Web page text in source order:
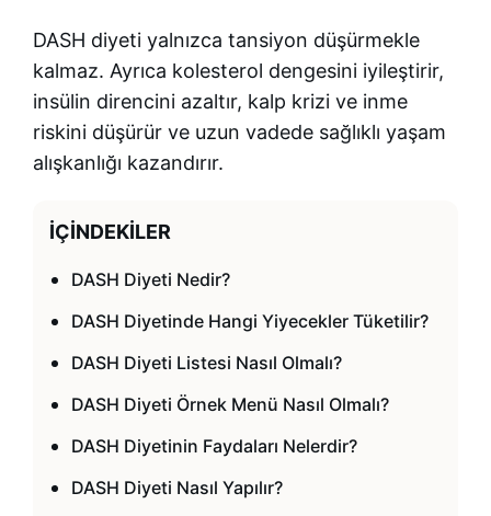
DASH diyeti yalnızca tansiyon düşürmekle
kalmaz. Ayrıca kolesterol dengesini iyileştirir,
insülin direncini azaltır, kalp krizi ve inme
riskini düşürür ve uzun vadede sağlıklı yaşam
alışkanlığı kazandırır.
İÇINDEKILER
DASH Diyeti Nedir?
DASH Diyetinde Hangi Yiyecekler Tüketilir?
DASH Diyeti Listesi Nasıl Olmalı?
DASH Diyeti Örnek Menü Nasıl Olmalı?
DASH Diyetinin Faydaları Nelerdir?
DASH Diyeti Nasıl Yapılır?